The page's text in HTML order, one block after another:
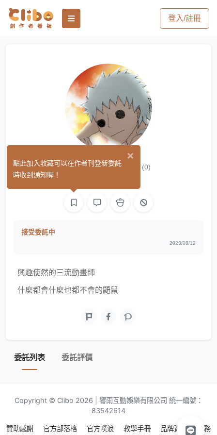
登入/註冊
村上樹龍Vail (0)
接受委託中
2023/08/12
興趣使然的三流動畫師
什麼都會什麼也都不會的鼯鼠
委託列表 委託評價
Copyright © Clibo 2026 | 響雨互動娛樂有限公司 統一編號：
83542614
贊助感謝 官方部落格 官方噗浪 教學手冊 品牌資源
服務
×
點此加入收藏可以在作者刊登新委託
時收到通知喔！